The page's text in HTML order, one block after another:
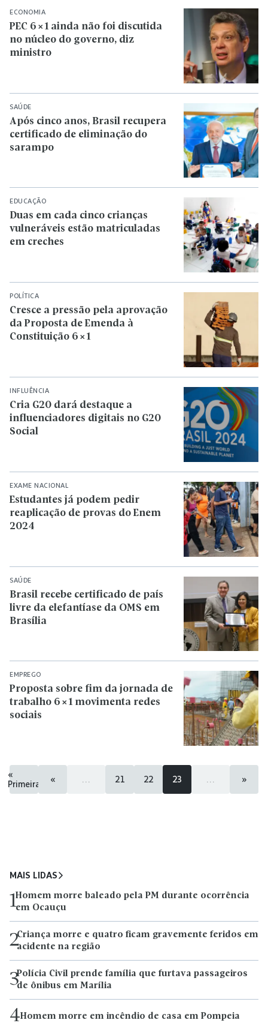
ECONOMIA
PEC 6×1 ainda não foi discutida
no núcleo do governo, diz
ministro
SAÚDE
Após cinco anos, Brasil recupera
certificado de eliminação do
sarampo
EDUCAÇÃO
Duas em cada cinco crianças
vulneráveis estão matriculadas
em creches
POLÍTICA
Cresce a pressão pela aprovação
da Proposta de Emenda à
Constituição 6×1
INFLUÊNCIA
Cria G20 dará destaque a
influenciadores digitais no G20
Social
EXAME NACIONAL
Estudantes já podem pedir
reaplicação de provas do Enem
2024
SAÚDE
Brasil recebe certificado de país
livre da elefantíase da OMS em
Brasília
EMPREGO
Proposta sobre fim da jornada de
trabalho 6×1 movimenta redes
sociais
«
Primeira
« 21 22 23 »
MAIS LIDAS
1Homem morre baleado pela PM durante ocorrência
em Ocauçu
2Criança morre e quatro ficam gravemente feridos em
acidente na região
3Polícia Civil prende família que furtava passageiros
de ônibus em Marília
4Homem morre em incêndio de casa em Pompeia